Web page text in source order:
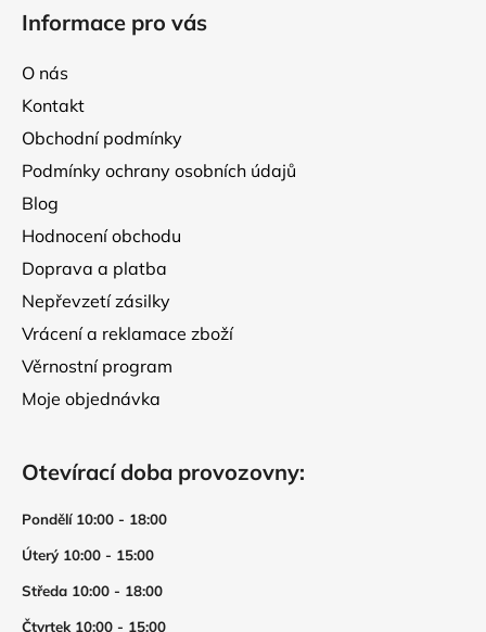
i
Informace pro vás
O nás
Kontakt
Obchodní podmínky
Podmínky ochrany osobních údajů
Blog
Hodnocení obchodu
Doprava a platba
Nepřevzetí zásilky
Vrácení a reklamace zboží
Věrnostní program
Moje objednávka
Otevírací doba provozovny:
Pondělí 10:00 - 18:00
Úterý 10:00 - 15:00
Středa 10:00 - 18:00
Čtvrtek 10:00 - 15:00